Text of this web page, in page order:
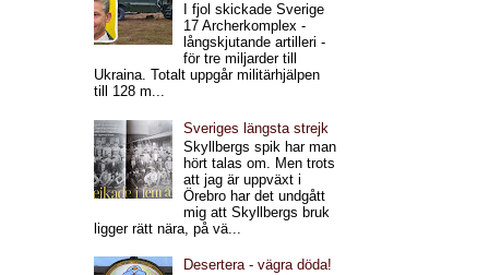
I fjol skickade Sverige
17 Archerkomplex -
långskjutande artilleri -
för tre miljarder till
Ukraina. Totalt uppgår militärhjälpen
till 128 m...
Sveriges längsta strejk
Skyllbergs spik har man
hört talas om. Men trots
att jag är uppväxt i
Örebro har det undgått
mig att Skyllbergs bruk
ligger rätt nära, på vä...
Desertera - vägra döda!